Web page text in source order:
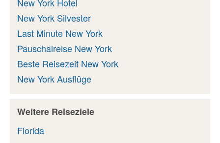
New York Silvester
Last Minute New York
Pauschalreise New York
Beste Reisezeit New York
New York Ausflüge
Weitere Reiseziele
Florida